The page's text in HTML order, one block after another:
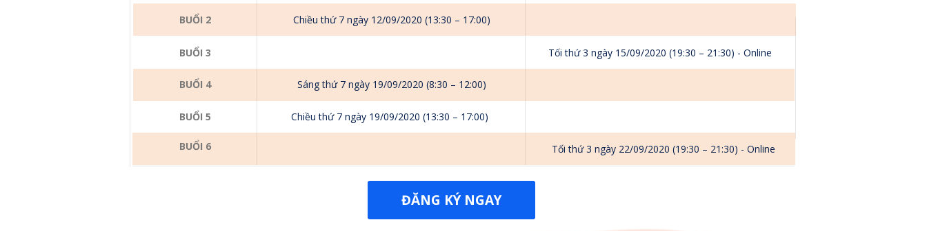
ĐĂNG KÝ NGAY
BUỔI 2
BUỔI 3
BUỔI 4
BUỔI 5
BUỔI 6
Chiều thứ 7 ngày 12/09/2020 (13:30 – 17:00)
Tối thứ 3 ngày 15/09/2020 (19:30 – 21:30) - Online
Sáng thứ 7 ngày 19/09/2020 (8:30 – 12:00)
Chiều thứ 7 ngày 19/09/2020 (13:30 – 17:00)
Tối thứ 3 ngày 22/09/2020 (19:30 – 21:30) - Online